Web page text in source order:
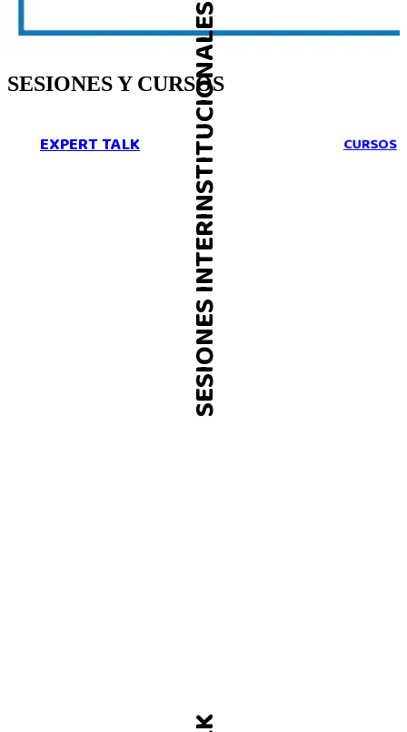
SESIONES Y CURSOS
EXPERT TALK CURSOS
SESIONES INTERINSTITUCIONALES